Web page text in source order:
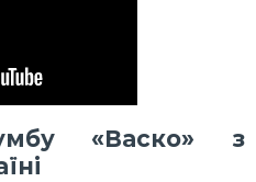
«Васко» з